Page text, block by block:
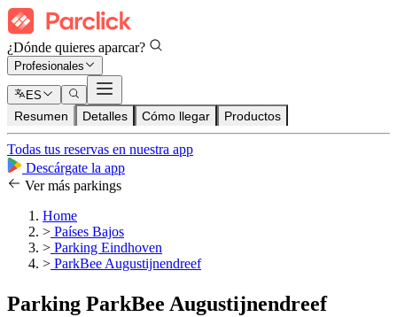
¿Dónde quieres aparcar?
Profesionales
ES
Resumen Detalles Cómo llegar Productos
Todas tus reservas en nuestra app
Descárgate la app
Ver más parkings
Home
> Países Bajos
> Parking Eindhoven
> ParkBee Augustijnendreef
Parking ParkBee Augustijnendreef